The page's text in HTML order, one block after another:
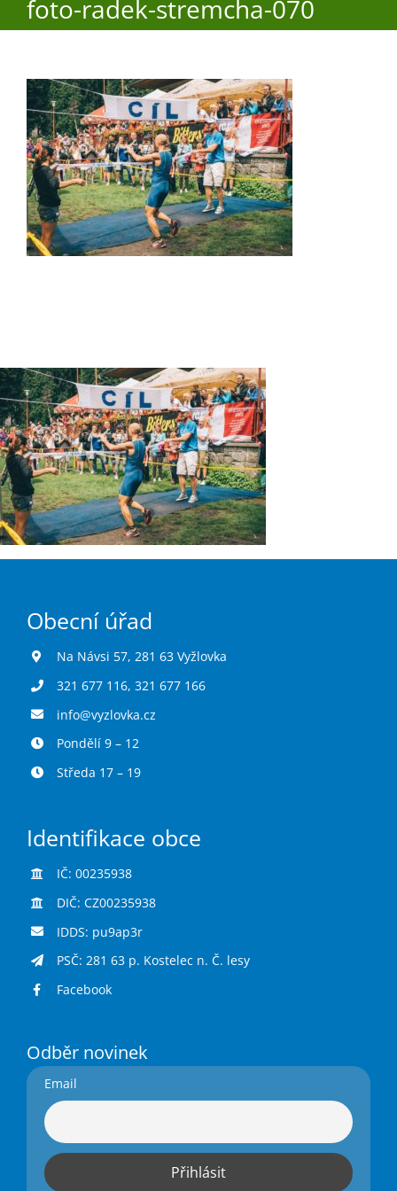
O obci
Aktuality
Škola
Turistika
Kontakty
foto-radek-stremcha-070
Obecní úřad
Na Návsi 57, 281 63 Vyžlovka
321 677 116, 321 677 166
info@vyzlovka.cz
Pondělí 9 – 12
Středa 17 – 19
Identifikace obce
IČ: 00235938
DIČ: CZ00235938
IDDS: pu9ap3r
PSČ: 281 63 p. Kostelec n. Č. lesy
Facebook
Odběr novinek
Email